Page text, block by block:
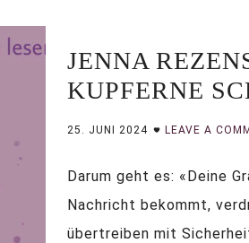
JENNA
KUPFERNE
25. JUNI 2024 LEAVE A
Darum geht es: «Deine
Nachricht bekommt,
übertreiben mit